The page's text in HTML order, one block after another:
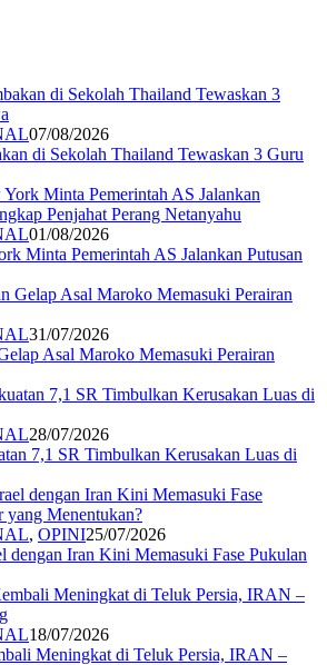
07/08/2026
di Sekolah Thailand Tewaskan 3 Guru
01/08/2026
Minta Pemerintah AS Jalankan Putusan
31/07/2026
Asal Maroko Memasuki Perairan
28/07/2026
7,1 SR Timbulkan Kerusakan Luas di
, OPINI25/07/2026
dengan Iran Kini Memasuki Fase Pukulan
18/07/2026
Meningkat di Teluk Persia, IRAN –